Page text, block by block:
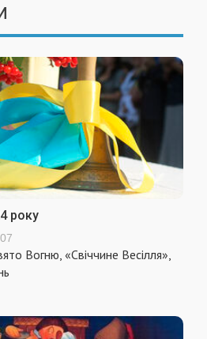
року
Вогню, «Свіччине Весілля»,